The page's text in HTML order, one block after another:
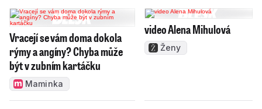
Vracejí se vám doma dokola
rýmy a angíny? Chyba může
být v zubním kartáčku
Maminka
video Alena Mihulová
Ženy